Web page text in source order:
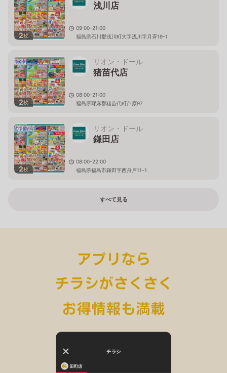
2枚
浅川店
09:00-21:00
福島県石川郡浅川町大字浅川字月斉19-1
2枚
リオン・ドール
猪苗代店
08:00-21:00
福島県耶麻郡猪苗代町芦原97
2枚
リオン・ドール
鎌田店
08:00-22:00
福島県福島市鎌田字西舟戸11-1
すべて見る